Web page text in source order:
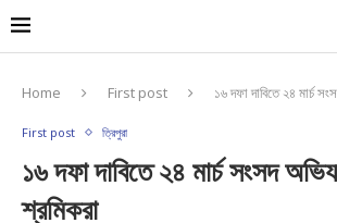
Home First post ১৬ দফা দাবিতে ২৪ মার্চ
First post ত্রিপুরা
১৬ দফা দাবিতে ২৪ মার্চ সংসদ
শ্রমিকরা